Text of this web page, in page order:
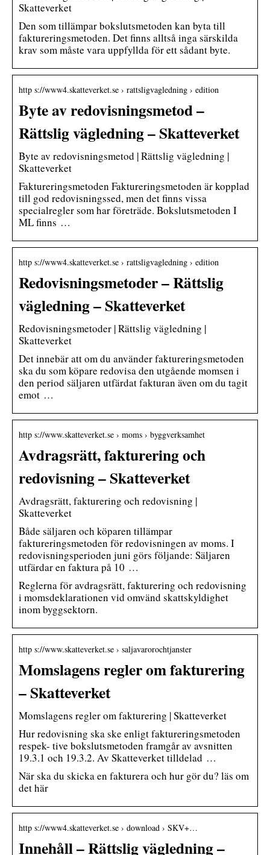
Skatteverket
Den som tillämpar bokslutsmetoden kan byta till
faktureringsmetoden. Det finns alltså inga särskilda
krav som måste vara uppfyllda för ett sådant byte.
http s://www4.skatteverket.se › rattsligvagledning › edition
Byte av redovisningsmetod –
Rättslig vägledning – Skatteverket
Byte av redovisningsmetod | Rättslig vägledning |
Skatteverket
Faktureringsmetoden Faktureringsmetoden är kopplad
till god redovisningssed, men det finns vissa
specialregler som har företräde. Bokslutsmetoden I
ML finns …
http s://www4.skatteverket.se › rattsligvagledning › edition
Redovisningsmetoder – Rättslig
vägledning – Skatteverket
Redovisningsmetoder | Rättslig vägledning |
Skatteverket
Det innebär att om du använder faktureringsmetoden
ska du som köpare redovisa den utgående momsen i
den period säljaren utfärdat fakturan även om du tagit
emot …
http s://www.skatteverket.se › moms › byggverksamhet
Avdragsrätt, fakturering och
redovisning – Skatteverket
Avdragsrätt, fakturering och redovisning |
Skatteverket
Både säljaren och köparen tillämpar
faktureringsmetoden för redovisningen av moms. I
redovisningsperioden juni görs följande: Säljaren
utfärdar en faktura på 10 …
Reglerna för avdragsrätt, fakturering och redovisning
i momsdeklarationen vid omvänd skattskyldighet
inom byggsektorn.
http s://www.skatteverket.se › saljavarorochtjanster
Momslagens regler om fakturering
– Skatteverket
Momslagens regler om fakturering | Skatteverket
Hur redovisning ska ske enligt faktureringsmetoden
respek- tive bokslutsmetoden framgår av avsnitten
19.3.1 och 19.3.2. Av Skatteverket tilldelad …
När ska du skicka en fakturera och hur gör du? läs om
det här
http s://www4.skatteverket.se › download › SKV+…
Innehåll – Rättslig vägledning –